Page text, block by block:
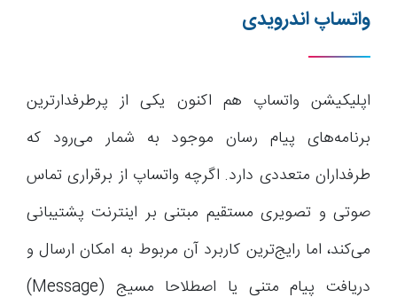
واتساپ اندرویدی
اپلیکیشن واتساپ هم اکنون یکی از پرطرفدارترین
برنامه‌های پیام رسان موجود به شمار می‌رود که
طرفداران متعددی دارد. اگرچه واتساپ از برقراری تماس
صوتی و تصویری مستقیم مبتنی بر اینترنت پشتیبانی
می‌کند، اما رایج‌ترین کاربرد آن مربوط به امکان ارسال و
دریافت پیام متنی یا اصطلاحا مسیج (Message)